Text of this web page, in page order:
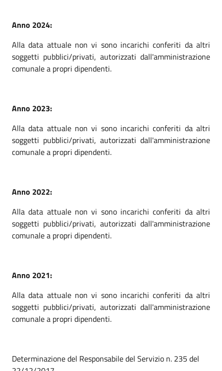
Anno 2024:
Alla data attuale non vi sono incarichi conferiti da altri
soggetti pubblici/privati, autorizzati dall'amministrazione
comunale a propri dipendenti.
Anno 2023:
Alla data attuale non vi sono incarichi conferiti da altri
soggetti pubblici/privati, autorizzati dall'amministrazione
comunale a propri dipendenti.
Anno 2022:
Alla data attuale non vi sono incarichi conferiti da altri
soggetti pubblici/privati, autorizzati dall'amministrazione
comunale a propri dipendenti.
Anno 2021:
Alla data attuale non vi sono incarichi conferiti da altri
soggetti pubblici/privati, autorizzati dall'amministrazione
comunale a propri dipendenti.
Determinazione del Responsabile del Servizio n. 235 del